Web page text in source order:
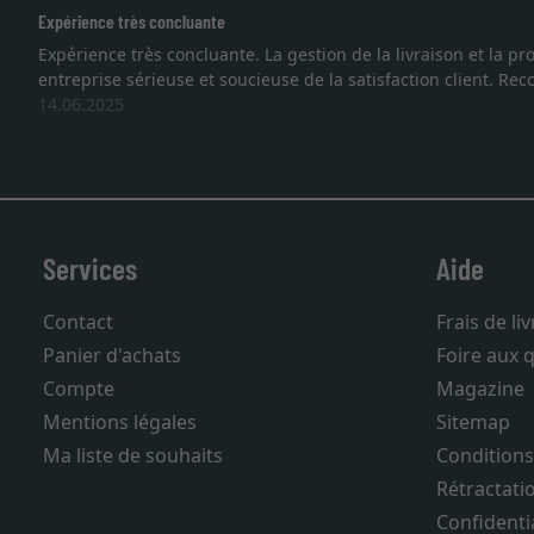
à une
Excellent
Je recherchais un cadre sur mesure pour une
vous. Emballage professionnel, service et
Services
Contact
Panier d'achats
Compte
Mentions légales
Ma liste de souhaits
Aide
Frais de
Foire aux
Magazine
Sitemap